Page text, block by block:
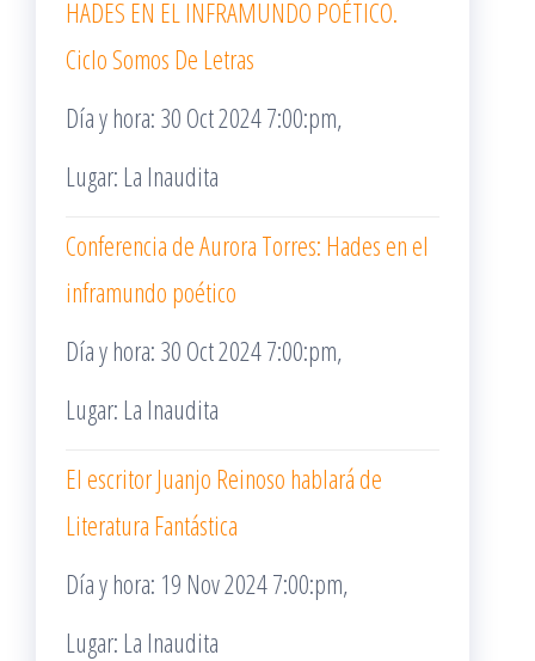
HADES EN EL INFRAMUNDO POÉTICO.
Ciclo Somos De Letras
Día y hora: 30 Oct 2024 7:00:pm,
Lugar: La Inaudita
Conferencia de Aurora Torres: Hades en el
inframundo poético
Día y hora: 30 Oct 2024 7:00:pm,
Lugar: La Inaudita
El escritor Juanjo Reinoso hablará de
Literatura Fantástica
Día y hora: 19 Nov 2024 7:00:pm,
Lugar: La Inaudita